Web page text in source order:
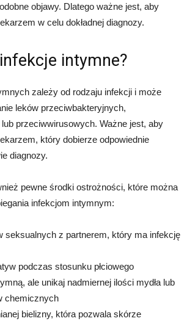
objawy. Dlatego ważne jest, aby
w celu dokładnej diagnozy.
intymne?
zależy od rodzaju infekcji i może
leków przeciwbakteryjnych,
przeciwwirusowych. Ważne jest, aby
który dobierze odpowiednie
diagnozy.
pewne środki ostrożności, które można
infekcjom intymnym:
seksualnych z partnerem, który ma infekcję
podczas stosunku płciowego
ale unikaj nadmiernej ilości mydła lub
chemicznych
bielizny, która pozwala skórze